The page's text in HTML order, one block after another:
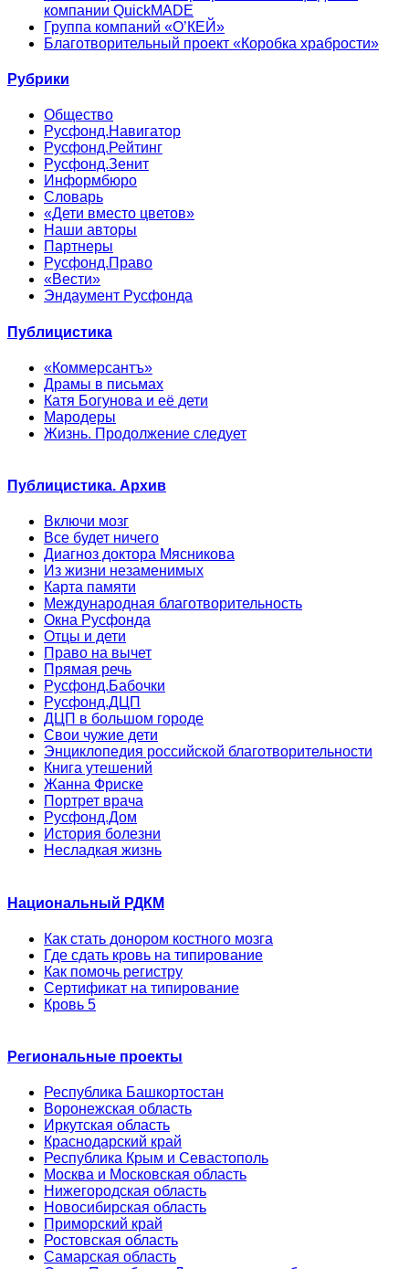
компании QuickMADE
Группа компаний «О’КЕЙ»
Благотворительный проект «Коробка храбрости»
Рубрики
Общество
Русфонд.Навигатор
Русфонд.Рейтинг
Русфонд.Зенит
Информбюро
Словарь
«Дети вместо цветов»
Наши авторы
Партнеры
Русфонд.Право
«Вести»
Эндаумент Русфонда
Публицистика
«Коммерсантъ»
Драмы в письмах
Катя Богунова и её дети
Мародеры
Жизнь. Продолжение следует
Публицистика. Архив
Включи мозг
Все будет ничего
Диагноз доктора Мясникова
Из жизни незаменимых
Карта памяти
Международная благотворительность
Окна Русфонда
Отцы и дети
Право на вычет
Прямая речь
Русфонд.Бабочки
Русфонд.ДЦП
ДЦП в большом городе
Свои чужие дети
Энциклопедия российской благотворительности
Книга утешений
Жанна Фриске
Портрет врача
Русфонд.Дом
История болезни
Несладкая жизнь
Национальный РДКМ
Как стать донором костного мозга
Где сдать кровь на типирование
Как помочь регистру
Сертификат на типирование
Кровь 5
Региональные проекты
Республика Башкортостан
Воронежская область
Иркутская область
Краснодарский край
Республика Крым и Севастополь
Москва и Московская область
Нижегородская область
Новосибирская область
Приморский край
Ростовская область
Самарская область